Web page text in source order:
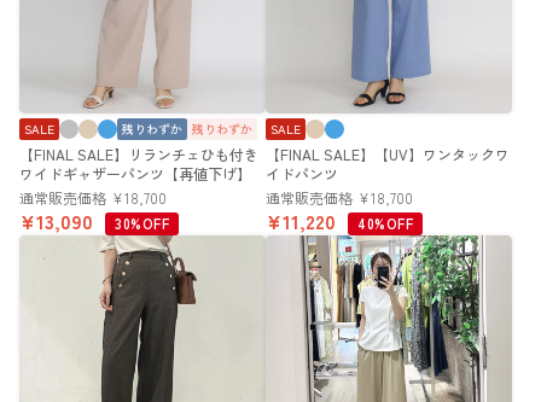
【FINAL SALE】リランチェひも付き
ワイドギャザーパンツ【再値下げ】
SALE 残りわずか 残りわずか
通常販売価格 ¥18,700
¥13,090 30%OFF
【FINAL SALE】【UV】ワンタックワ
イドパンツ
SALE
通常販売価格 ¥18,700
¥11,220 40%OFF